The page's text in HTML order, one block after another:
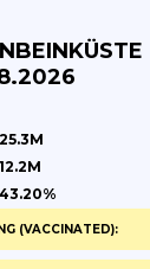
25.3M
12.2M
43.20%
(VACCINATED):